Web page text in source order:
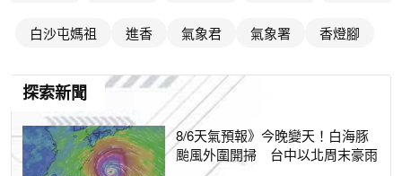
白沙屯媽祖 進香 氣象君 氣象署 香燈腳
探索新聞
8/6天氣預報》今晚變天！白海豚
颱風外圍開掃 台中以北周末豪雨